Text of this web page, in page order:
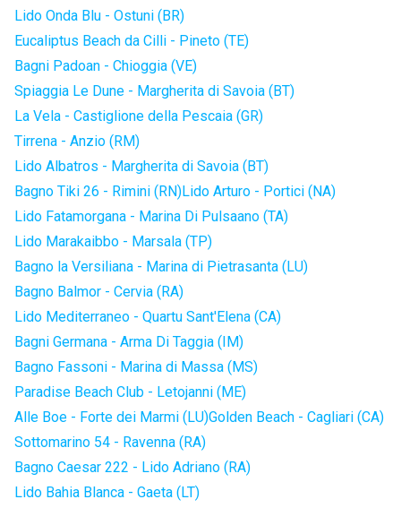
Lido Onda Blu - Ostuni (BR)
Eucaliptus Beach da Cilli - Pineto (TE)
Bagni Padoan - Chioggia (VE)
Spiaggia Le Dune - Margherita di Savoia (BT)
La Vela - Castiglione della Pescaia (GR)
Tirrena - Anzio (RM)
Lido Albatros - Margherita di Savoia (BT)
Bagno Tiki 26 - Rimini (RN)Lido Arturo - Portici (NA)
Lido Fatamorgana - Marina Di Pulsaano (TA)
Lido Marakaibbo - Marsala (TP)
Bagno la Versiliana - Marina di Pietrasanta (LU)
Bagno Balmor - Cervia (RA)
Lido Mediterraneo - Quartu Sant'Elena (CA)
Bagni Germana - Arma Di Taggia (IM)
Bagno Fassoni - Marina di Massa (MS)
Paradise Beach Club - Letojanni (ME)
Alle Boe - Forte dei Marmi (LU)Golden Beach - Cagliari (CA)
Sottomarino 54 - Ravenna (RA)
Bagno Caesar 222 - Lido Adriano (RA)
Lido Bahia Blanca - Gaeta (LT)